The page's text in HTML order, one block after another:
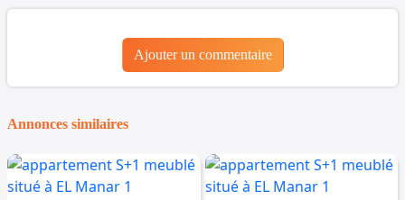
Ajouter un commentaire
Annonces similaires